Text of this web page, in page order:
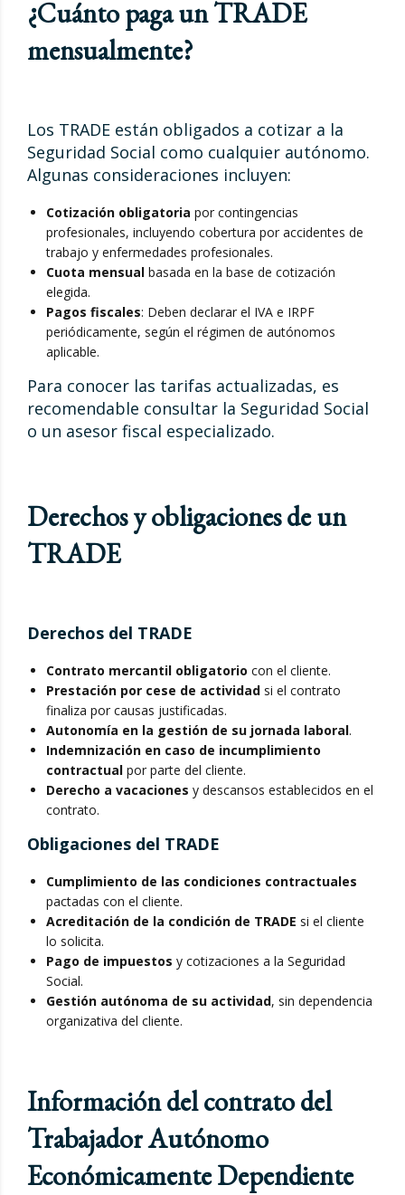
¿Cuánto paga un TRADE
mensualmente?
Los TRADE están obligados a cotizar a la
Seguridad Social como cualquier autónomo.
Algunas consideraciones incluyen:
Cotización obligatoria por contingencias
profesionales, incluyendo cobertura por accidentes de
trabajo y enfermedades profesionales.
Cuota mensual basada en la base de cotización
elegida.
Pagos fiscales: Deben declarar el IVA e IRPF
periódicamente, según el régimen de autónomos
aplicable.
Para conocer las tarifas actualizadas, es
recomendable consultar la Seguridad Social
o un asesor fiscal especializado.
Derechos y obligaciones de un
TRADE
Derechos del TRADE
Contrato mercantil obligatorio con el cliente.
Prestación por cese de actividad si el contrato
finaliza por causas justificadas.
Autonomía en la gestión de su jornada laboral.
Indemnización en caso de incumplimiento
contractual por parte del cliente.
Derecho a vacaciones y descansos establecidos en el
contrato.
Obligaciones del TRADE
Cumplimiento de las condiciones contractuales
pactadas con el cliente.
Acreditación de la condición de TRADE si el cliente
lo solicita.
Pago de impuestos y cotizaciones a la Seguridad
Social.
Gestión autónoma de su actividad, sin dependencia
organizativa del cliente.
Información del contrato del
Trabajador Autónomo
Económicamente Dependiente